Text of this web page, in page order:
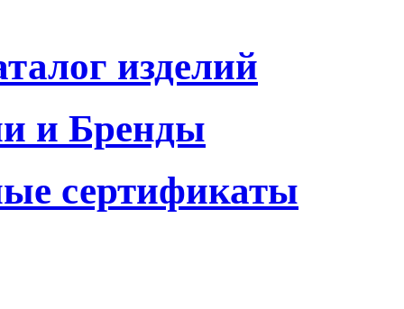
изделий
и Бренды
сертификаты